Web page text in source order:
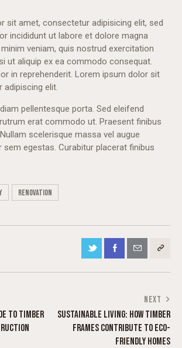
sit amet, consectetur adipisicing elit, sed
incididunt ut labore et dolore magna
veniam, quis nostrud exercitation
ut aliquip ex ea commodo consequat.
in reprehenderit. Lorem ipsum dolor sit
elit.
pellentesque porta. Sed eleifend
erat commodo ut. Praesent finibus
scelerisque massa vel augue
sem egestas. Curabitur placerat finibus
renovation
TO TIMBER
NEXT
SUSTAINABLE LIVING: HOW TIMBER
FRAMES CONTRIBUTE TO ECO-
FRIENDLY HOMES